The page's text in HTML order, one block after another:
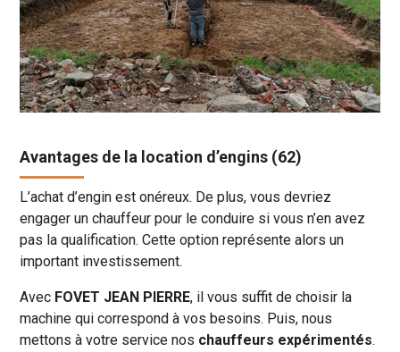
Avantages de la location d’engins (62)
L’achat d’engin est onéreux. De plus, vous devriez
engager un chauffeur pour le conduire si vous n’en avez
pas la qualification. Cette option représente alors un
important investissement.
Avec FOVET JEAN PIERRE, il vous suffit de choisir la
machine qui correspond à vos besoins. Puis, nous
mettons à votre service nos chauffeurs expérimentés.